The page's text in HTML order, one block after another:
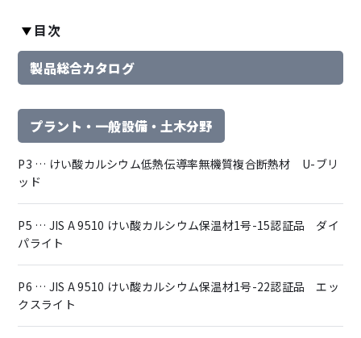
目次
製品総合カタログ
プラント・一般設備・土木分野
P3 … けい酸カルシウム低熱伝導率無機質複合断熱材 U-ブリ
ッド
P5 … JIS A 9510 けい酸カルシウム保温材1号-15認証品 ダイ
パライト
P6 … JIS A 9510 けい酸カルシウム保温材1号-22認証品 エッ
クスライト